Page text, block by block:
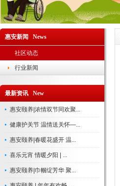
惠安新闻 News
社区动态
行业新闻
最新资讯 New
惠安颐养|浓情双节同欢聚...
健康护关节 温情送关怀—...
惠安颐养|春暖花盛开 温...
喜乐元宵 情暖夕阳 | ...
惠安颐养|巾帼绽芳华 聚...